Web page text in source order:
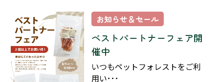
お知らせ＆セール
ベストパートナーフェア開
催中
いつもペットフォレストをご利
用い･･･